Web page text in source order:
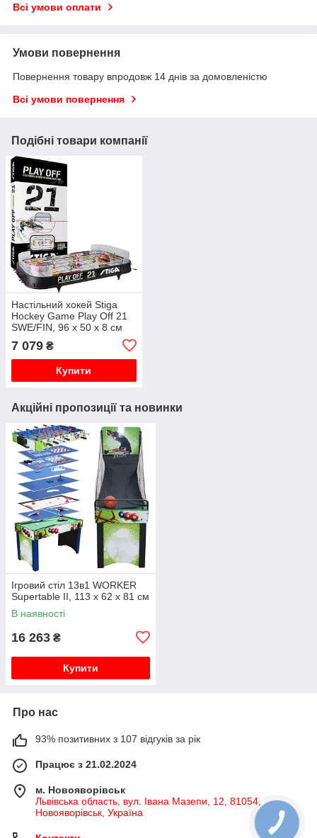
Всі умови оплати
Умови повернення
Повернення товару впродовж 14 днів за домовленістю
Всі умови повернення
Подібні товари компанії
Настільний хокей Stiga
Hockey Game Play Off 21
SWE/FIN, 96 х 50 х 8 см
7 079 ₴
Купити
Акційні пропозиції та новинки
Ігровий стіл 13в1 WORKER
Supertable II, 113 х 62 х 81 см
В наявності
16 263 ₴
Купити
Про нас
93% позитивних з 107 відгуків за рік
Працює з 21.02.2024
м. Новояворівськ
Львівська область, вул. Івана Мазепи, 12, 81054,
Новояворівськ, Україна